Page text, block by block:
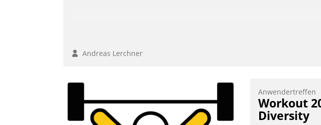
Andreas Lerchner
Anwendertreffen
Workout
Diversity